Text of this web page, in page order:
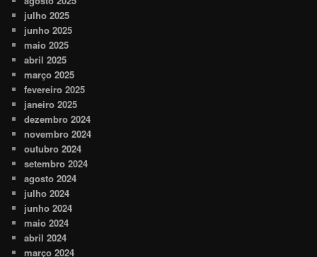
julho 2025
junho 2025
maio 2025
abril 2025
março 2025
fevereiro 2025
janeiro 2025
dezembro 2024
novembro 2024
outubro 2024
setembro 2024
agosto 2024
julho 2024
junho 2024
maio 2024
abril 2024
março 2024